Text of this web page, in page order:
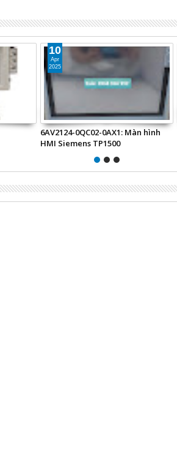
6AV2124-0QC02-0AX1: Màn hình
HMI Siemens TP1500
10
Apr
2025